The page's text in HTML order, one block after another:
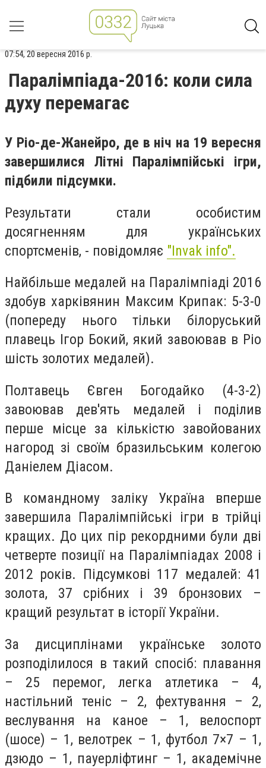
07:54, 20 вересня 2016 р.
Паралімпіада-2016: коли сила
духу перемагає
У Ріо-де-Жанейро, де в ніч на 19 вересня
завершилися Літні Паралімпійські ігри,
підбили підсумки.
Результати стали особистим
досягненням для українських
спортсменів, - повідомляє "Іnvak info".
Найбільше медалей на Паралімпіаді 2016
здобув харківянин Максим Крипак: 5-3-0
(попереду нього тільки білоруський
плавець Ігор Бокий, який завоював в Ріо
шість золотих медалей).
Полтавець Євген Богодайко (4-3-2)
завоював дев'ять медалей і поділив
перше місце за кількістю завойованих
нагород зі своїм бразильським колегою
Даніелем Діасом.
В командному заліку Україна вперше
завершила Паралімпійські ігри в трійці
кращих. До цих пір рекордними були дві
четверте позиції на Паралімпіадах 2008 і
2012 років. Підсумкові 117 медалей: 41
золота, 37 срібних і 39 бронзових –
кращий результат в історії України.
За дисциплінами українське золото
розподілилося в такий спосіб: плавання
– 25 перемог, легка атлетика – 4,
настільний теніс – 2, фехтування – 2,
веслування на каное – 1, велоспорт
(шосе) – 1, велотрек – 1, футбол 7×7 – 1,
дзюдо – 1, пауерліфтинг – 1, академічне